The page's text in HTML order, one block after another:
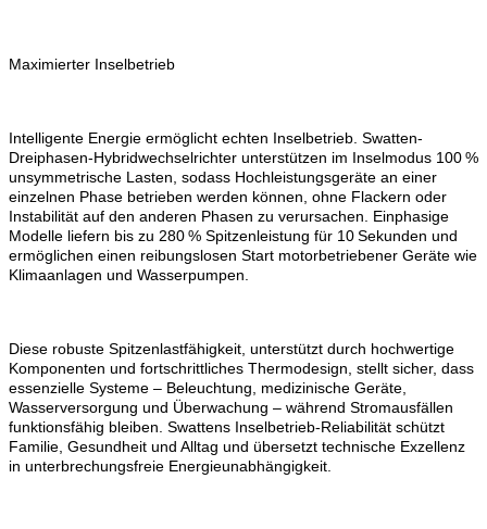
Maximierter Inselbetrieb
Intelligente Energie ermöglicht echten Inselbetrieb. Swatten-
Dreiphasen-Hybridwechselrichter unterstützen im Inselmodus 100 %
unsymmetrische Lasten, sodass Hochleistungsgeräte an einer
einzelnen Phase betrieben werden können, ohne Flackern oder
Instabilität auf den anderen Phasen zu verursachen. Einphasige
Modelle liefern bis zu 280 % Spitzenleistung für 10 Sekunden und
ermöglichen einen reibungslosen Start motorbetriebener Geräte wie
Klimaanlagen und Wasserpumpen.
Diese robuste Spitzenlastfähigkeit, unterstützt durch hochwertige
Komponenten und fortschrittliches Thermodesign, stellt sicher, dass
essenzielle Systeme – Beleuchtung, medizinische Geräte,
Wasserversorgung und Überwachung – während Stromausfällen
funktionsfähig bleiben. Swattens Inselbetrieb-Reliabilität schützt
Familie, Gesundheit und Alltag und übersetzt technische Exzellenz
in unterbrechungsfreie Energieunabhängigkeit.